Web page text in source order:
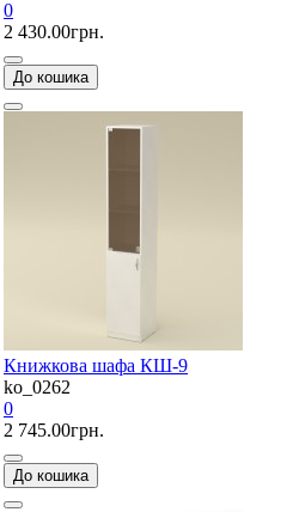
0
2 430.00грн.
До кошика
Книжкова шафа КШ-9
ko_0262
0
2 745.00грн.
До кошика